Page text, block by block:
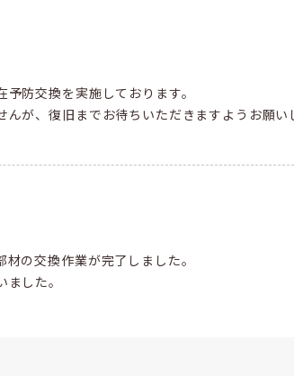
防交換を実施しております。
が、復旧までお待ちいただきますようお願い
の交換作業が完了しました。
した。